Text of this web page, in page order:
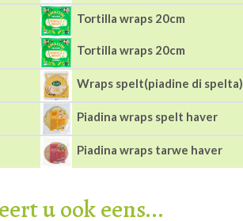
Tortilla wraps 20cm
Tortilla wraps 20cm
Wraps spelt(piadine di spelta)
Piadina wraps spelt haver
Piadina wraps tarwe haver
u ook eens...